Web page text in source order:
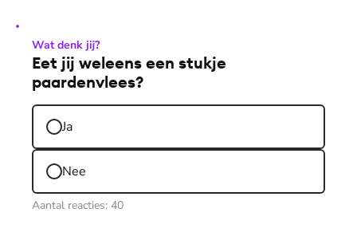
Wat denk jij?
Eet jij weleens een stukje
paardenvlees?
Ja
Nee
Aantal reacties: 40